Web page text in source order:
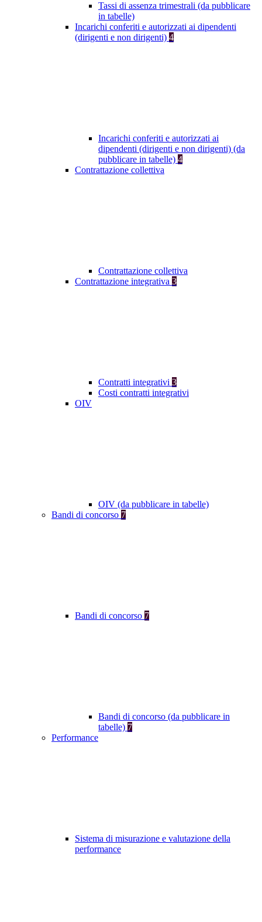
Tassi di assenza trimestrali (da pubblicare
in tabelle)
Incarichi conferiti e autorizzati ai dipendenti
(dirigenti e non dirigenti) 4
Incarichi conferiti e autorizzati ai
dipendenti (dirigenti e non dirigenti) (da
pubblicare in tabelle) 4
Contrattazione collettiva
Contrattazione collettiva
Contrattazione integrativa 3
Contratti integrativi 3
Costi contratti integrativi
OIV
OIV (da pubblicare in tabelle)
Bandi di concorso 7
Bandi di concorso 7
Bandi di concorso (da pubblicare in
tabelle) 7
Performance
Sistema di misurazione e valutazione della
performance